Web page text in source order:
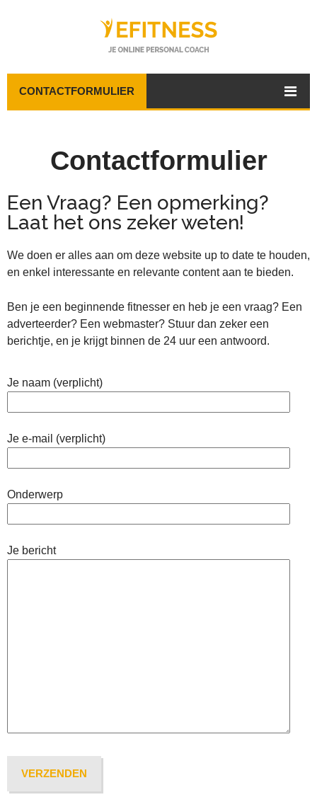
CONTACTFORMULIER
Contactformulier
Een Vraag? Een opmerking?
Laat het ons zeker weten!
We doen er alles aan om deze website up to date te houden,
en enkel interessante en relevante content aan te bieden.
Ben je een beginnende fitnesser en heb je een vraag? Een
adverteerder? Een webmaster? Stuur dan zeker een
berichtje, en je krijgt binnen de 24 uur een antwoord.
Je naam (verplicht)
Je e-mail (verplicht)
Onderwerp
Je bericht